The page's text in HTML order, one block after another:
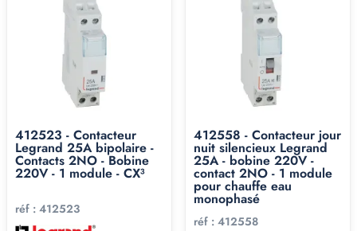
412523 - Contacteur
Legrand 25A bipolaire -
Contacts 2NO - Bobine
220V - 1 module - CX³
réf : 412523
412558 - Contacteur jour
nuit silencieux Legrand
25A - bobine 220V -
contact 2NO - 1 module
pour chauffe eau
monophasé
réf : 412558